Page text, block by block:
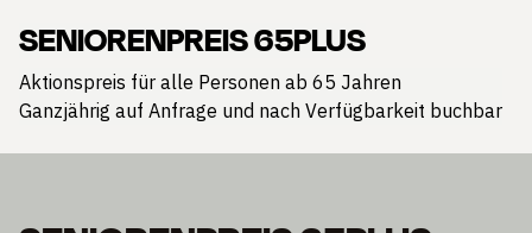
SENIORENPREIS 65PLUS
Aktionspreis für alle Personen ab 65 Jahren
Ganzjährig auf Anfrage und nach Verfügbarkeit buchbar